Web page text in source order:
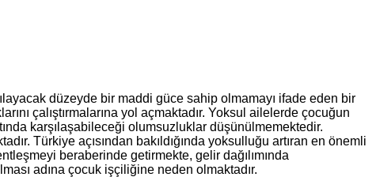
düzeyde bir maddi güce sahip olmamayı ifade eden bir
çalıştırmalarına yol açmaktadır. Yoksul ailelerde çocuğun
karşılaşabileceği olumsuzluklar düşünülmemektedir.
Türkiye açısından bakıldığında yoksulluğu artıran en önemli
beraberinde getirmekte, gelir dağılımında
adına çocuk işçiliğine neden olmaktadır.